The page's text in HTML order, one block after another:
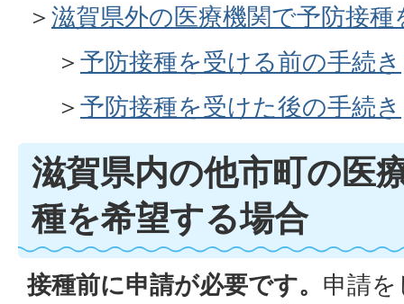
＞ 滋賀県外の医療機関で予防接
＞ 予防接種を受ける前の手続き
＞ 予防接種を受けた後の手続き
滋賀県内の他市町の医
種を希望する場合
接種前に申請が必要です。 申請